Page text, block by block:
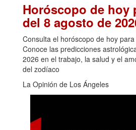
Horóscopo de hoy
del 8 agosto de
Consulta el horóscopo de hoy
Conoce las predicciones
2026 en el trabajo, la salud y el
del zodíaco
La Opinión de Los Ángeles